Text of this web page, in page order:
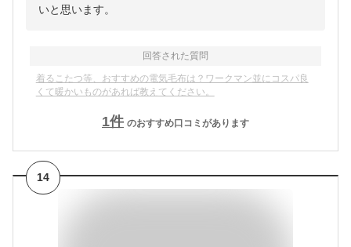
いと思います。
回答された質問
着るこたつ等、おすすめの電気毛布は？ワークマン並にコスパ良
くて暖かいものがあれば教えてください。
1件 のおすすめ口コミがあります
14